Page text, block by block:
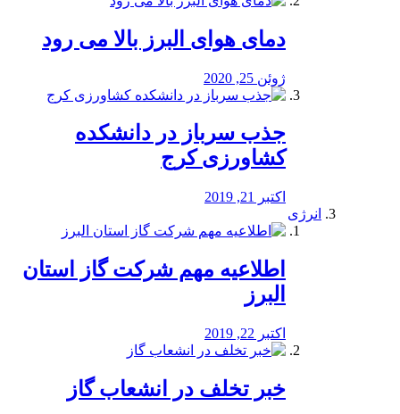
دمای هوای البرز بالا می رود
ژوئن 25, 2020
جذب سرباز در دانشکده
کشاورزی کرج
اکتبر 21, 2019
انرژی
️اطلاعیه مهم شرکت گاز استان
البرز
اکتبر 22, 2019
خبر تخلف در انشعاب گاز